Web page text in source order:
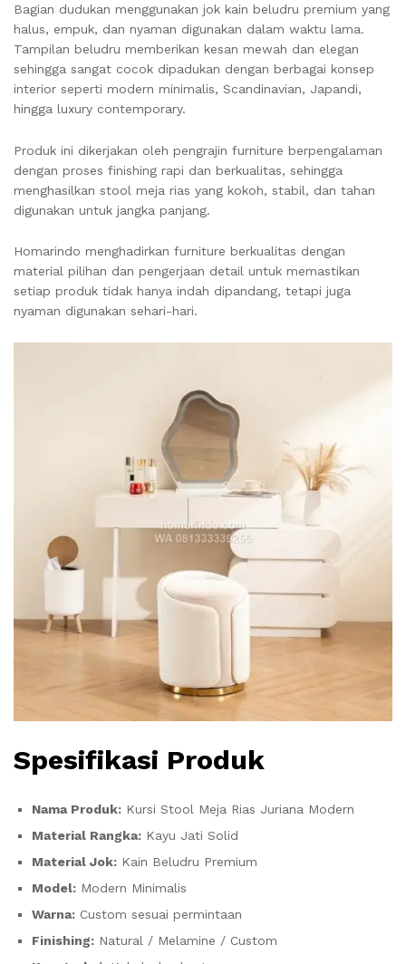
Bagian dudukan menggunakan jok kain beludru premium yang
halus, empuk, dan nyaman digunakan dalam waktu lama.
Tampilan beludru memberikan kesan mewah dan elegan
sehingga sangat cocok dipadukan dengan berbagai konsep
interior seperti modern minimalis, Scandinavian, Japandi,
hingga luxury contemporary.
Produk ini dikerjakan oleh pengrajin furniture berpengalaman
dengan proses finishing rapi dan berkualitas, sehingga
menghasilkan stool meja rias yang kokoh, stabil, dan tahan
digunakan untuk jangka panjang.
Homarindo menghadirkan furniture berkualitas dengan
material pilihan dan pengerjaan detail untuk memastikan
setiap produk tidak hanya indah dipandang, tetapi juga
nyaman digunakan sehari-hari.
Spesifikasi Produk
Nama Produk: Kursi Stool Meja Rias Juriana Modern
Material Rangka: Kayu Jati Solid
Material Jok: Kain Beludru Premium
Model: Modern Minimalis
Warna: Custom sesuai permintaan
Finishing: Natural / Melamine / Custom